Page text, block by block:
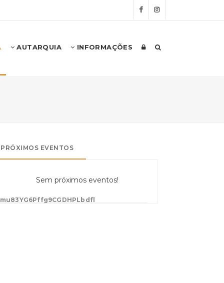
AUTARQUIA INFORMAÇÕES
PRÓXIMOS EVENTOS
Sem próximos eventos!